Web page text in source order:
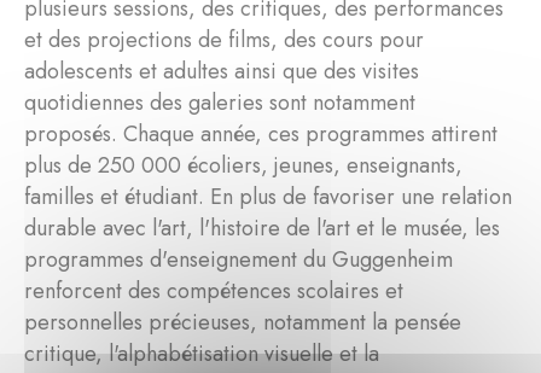
plusieurs sessions, des critiques, des performances
et des projections de films, des cours pour
adolescents et adultes ainsi que des visites
quotidiennes des galeries sont notamment
proposés. Chaque année, ces programmes attirent
plus de 250 000 écoliers, jeunes, enseignants,
familles et étudiant. En plus de favoriser une relation
durable avec l'art, l'histoire de l'art et le musée, les
programmes d'enseignement du Guggenheim
renforcent des compétences scolaires et
personnelles précieuses, notamment la pensée
critique, l'alphabétisation visuelle et la